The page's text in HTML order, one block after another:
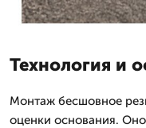
Технология и
Монтаж бесшовное
оценки основания.